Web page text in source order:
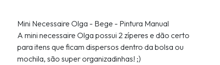
Mini Necessaire Olga - Bege - Pintura Manual
A mini necessaire Olga possui 2 zíperes e dão certo
para itens que ficam dispersos dentro da bolsa ou
mochila, são super organizadinhas! ;)